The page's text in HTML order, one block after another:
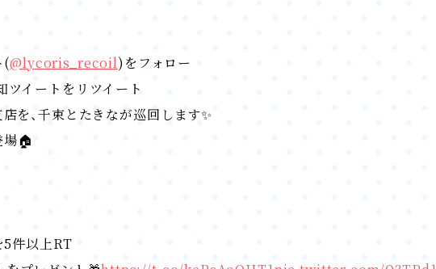
(@lycoris_recoil)をフォロー
イートをリツイート
を、千束とたきなが巡回します✨
🏠
5件以上RT